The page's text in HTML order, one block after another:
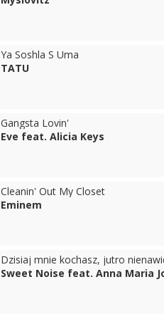
Ya Soshla S Uma
TATU
Gangsta Lovin'
Eve feat. Alicia Keys
Cleanin' Out My Closet
Eminem
Dzisiaj mnie kochasz, jutro
Sweet Noise feat. Anna Maria